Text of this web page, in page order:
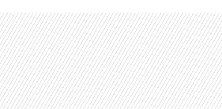
Skip to main content